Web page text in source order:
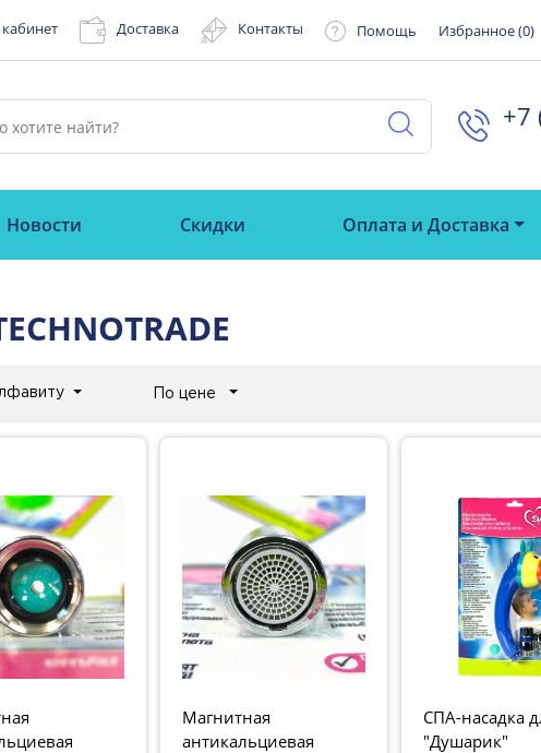
Доставка Контакты Помощь Избранное (0)
+7
Новости Скидки Оплата и Доставка
По цене
Магнитная
антикальциевая
СПА-насадка
"Душарик"